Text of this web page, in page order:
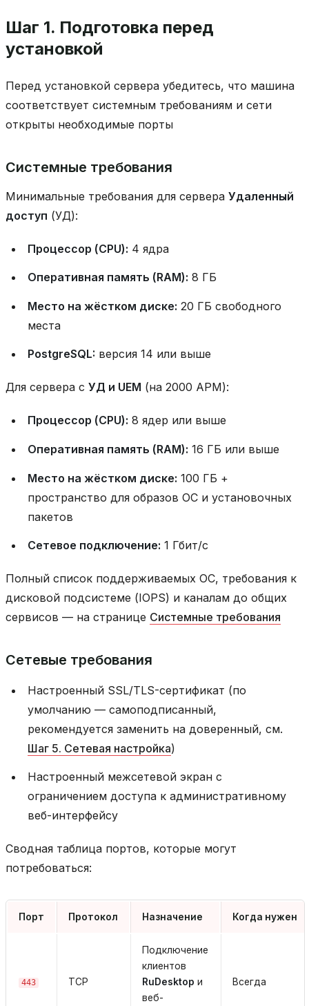
Шаг 1. Подготовка перед
установкой
Перед установкой сервера убедитесь, что машина
соответствует системным требованиям и сети
открыты необходимые порты
Системные требования
Минимальные требования для сервера Удаленный
доступ (УД):
Процессор (CPU): 4 ядра
Оперативная память (RAM): 8 ГБ
Место на жёстком диске: 20 ГБ свободного
места
PostgreSQL: версия 14 или выше
Для сервера с УД и UEM (на 2000 АРМ):
Процессор (CPU): 8 ядер или выше
Оперативная память (RAM): 16 ГБ или выше
Место на жёстком диске: 100 ГБ +
пространство для образов ОС и установочных
пакетов
Сетевое подключение: 1 Гбит/с
Полный список поддерживаемых ОС, требования к
дисковой подсистеме (IOPS) и каналам до общих
сервисов — на странице Системные требования
Сетевые требования
Настроенный SSL/TLS-сертификат (по
умолчанию — самоподписанный,
рекомендуется заменить на доверенный, см.
Шаг 5. Сетевая настройка)
Настроенный межсетевой экран с
ограничением доступа к административному
веб-интерфейсу
Сводная таблица портов, которые могут
потребоваться:
Порт Протокол Назначение Когда нужен
443 TCP
Подключение
клиентов
RuDesktop и
веб-
Всегда